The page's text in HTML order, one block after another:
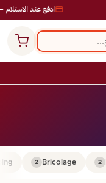
ادفع عند الاستلام
2
Bricolage
2